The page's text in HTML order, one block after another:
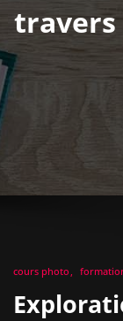
travers
cours photo